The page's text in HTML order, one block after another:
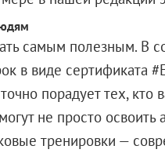
самым полезным. В
в виде сертификата
порадует тех, кто
не просто освоить
тренировки —